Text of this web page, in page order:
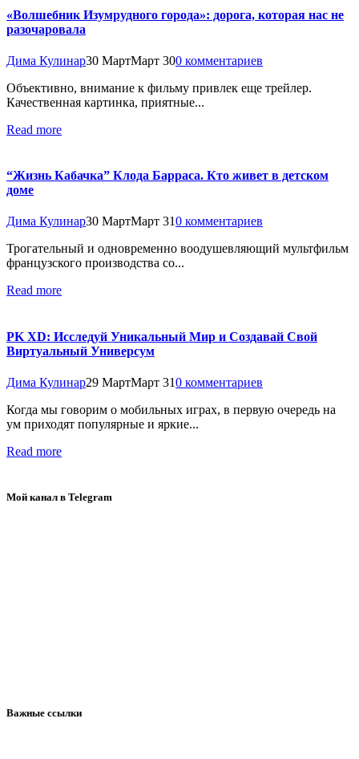
«Волшебник Изумрудного города»: дорога, которая нас не
разочаровала
Дима Кулинар30 МартМарт 300 комментариев
Объективно, внимание к фильму привлек еще трейлер.
Качественная картинка, приятные...
Read more
“Жизнь Кабачка” Клода Барраса. Кто живет в детском
доме
Дима Кулинар30 МартМарт 310 комментариев
Трогательный и одновременно воодушевляющий мультфильм
французского производства со...
Read more
PK XD: Исследуй Уникальный Мир и Создавай Свой
Виртуальный Универсум
Дима Кулинар29 МартМарт 310 комментариев
Когда мы говорим о мобильных играх, в первую очередь на
ум приходят популярные и яркие...
Read more
Мой канал в Telegram
Важные ссылки